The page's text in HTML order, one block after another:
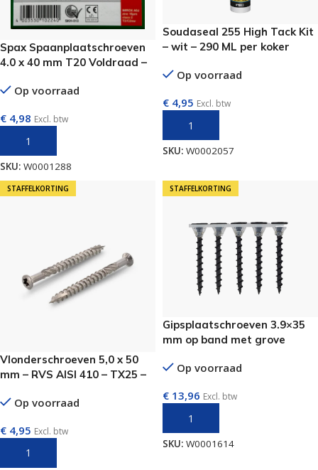
Spax Spaanplaatschroeven
4.0 x 40 mm T20 Voldraad –
Op voorraad
€ 4,98 Excl. btw
SKU: W0001288
Soudaseal 255 High Tack Kit
– wit – 290 ML per koker
Op voorraad
€ 4,95 Excl. btw
SKU: W0002057
STAFFELKORTING
Vlonderschroeven 5,0 x 50
mm – RVS AISI 410 – TX25 –
Op voorraad
€ 4,95 Excl. btw
STAFFELKORTING
Gipsplaatschroeven 3.9×35
mm op band met grove
Op voorraad
€ 13,96 Excl. btw
SKU: W0001614